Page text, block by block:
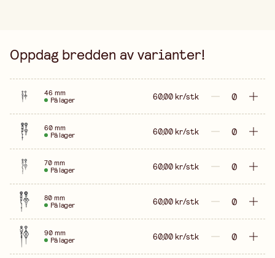
Oppdag bredden av varianter!
46 mm
På lager 60,00 kr/stk
60 mm
På lager 60,00 kr/stk
70 mm
På lager 60,00 kr/stk
80 mm
På lager 60,00 kr/stk
90 mm
På lager 60,00 kr/stk